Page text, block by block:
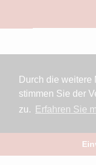
Durch die weitere
stimmen Sie der
zu.
Erfahren Sie